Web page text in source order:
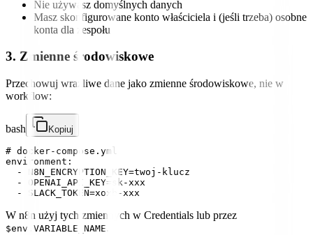
Nie używasz domyślnych danych
Masz skonfigurowane konto właściciela i (jeśli trzeba) osobne
konta dla zespołu
3. Zmienne środowiskowe
Przechowuj wrażliwe dane jako zmienne środowiskowe, nie w
workflow:
bash Kopiuj
# docker-compose.yml
environment:
  - N8N_ENCRYPTION_KEY=twoj-klucz
  - OPENAI_API_KEY=sk-xxx
W n8n użyj tych zmiennych w Credentials lub przez
$env.VARIABLE_NAME.